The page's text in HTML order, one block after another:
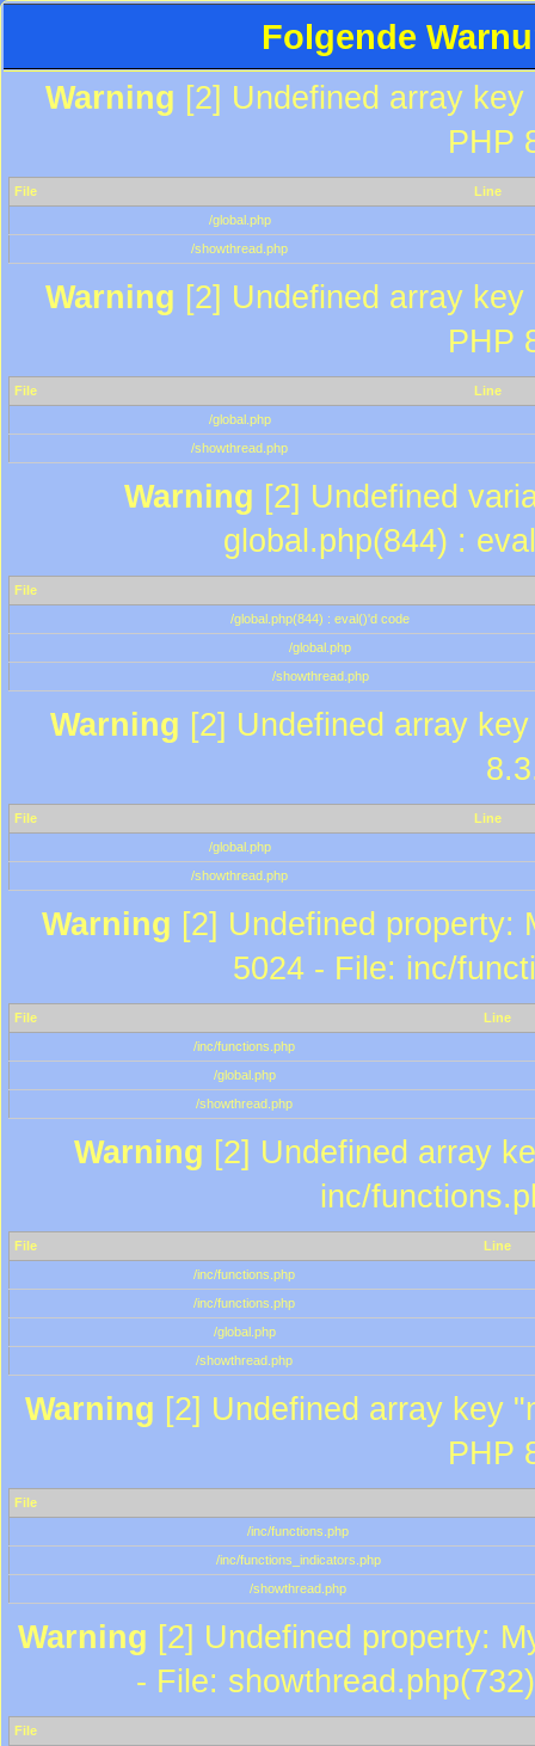
Folgende
Warning [2] Undefined array
PHP
File
Line
/global.php
/showthread.php
Warning [2] Undefined array
PHP
File
Line
/global.php
/showthread.php
Warning [2] Undefined
global.php(844) :
File
/global.php(844) : eval()'d code
/global.php
/showthread.php
Warning [2] Undefined array
File
Line
/global.php
/showthread.php
Warning [2] Undefined property:
5024 - File: inc/
File
Line
/inc/functions.php
/global.php
/showthread.php
Warning [2] Undefined array
inc/
File
Line
/inc/functions.php
/inc/functions.php
/global.php
/showthread.php
Warning [2] Undefined array key
PHP
File
/inc/functions.php
/inc/functions_indicators.php
/showthread.php
Warning [2] Undefined property:
- File:
File